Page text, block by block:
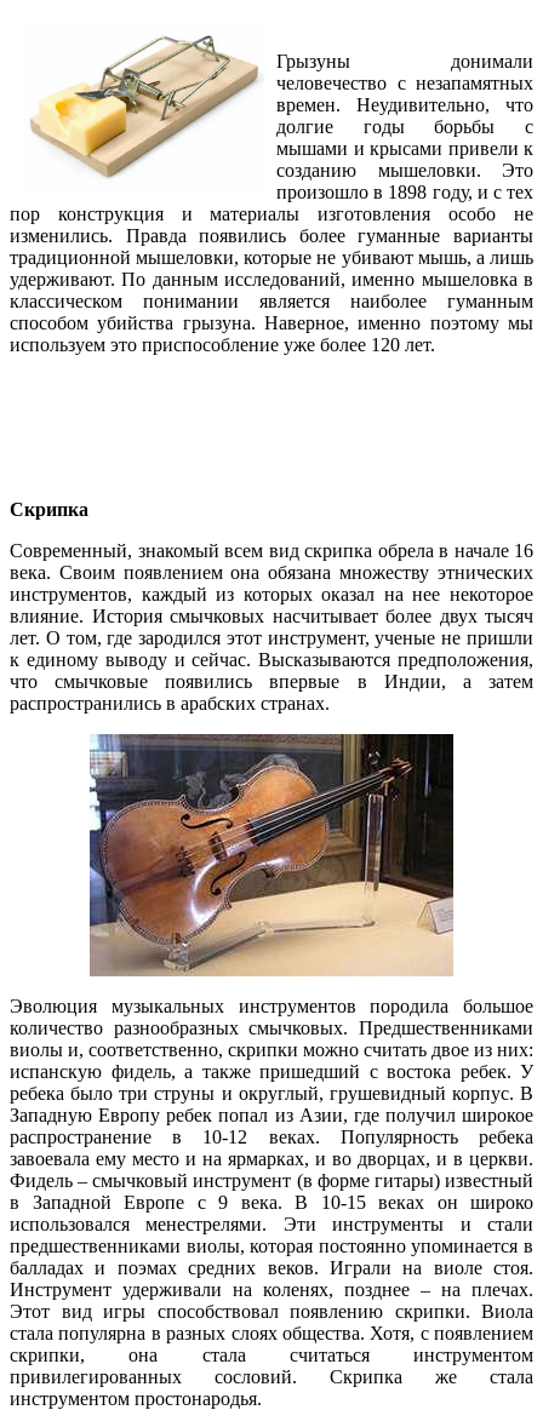
Грызуны донимали
человечество с незапамятных
времен. Неудивительно, что
долгие годы борьбы с
мышами и крысами привели к
созданию мышеловки. Это
произошло в 1898 году, и с тех
пор конструкция и материалы изготовления особо не
изменились. Правда появились более гуманные варианты
традиционной мышеловки, которые не убивают мышь, а лишь
удерживают. По данным исследований, именно мышеловка в
классическом понимании является наиболее гуманным
способом убийства грызуна. Наверное, именно поэтому мы
используем это приспособление уже более 120 лет.
Скрипка
Современный, знакомый всем вид скрипка обрела в начале 16
века. Своим появлением она обязана множеству этнических
инструментов, каждый из которых оказал на нее некоторое
влияние. История смычковых насчитывает более двух тысяч
лет. О том, где зародился этот инструмент, ученые не пришли
к единому выводу и сейчас. Высказываются предположения,
что смычковые появились впервые в Индии, а затем
распространились в арабских странах.
Эволюция музыкальных инструментов породила большое
количество разнообразных смычковых. Предшественниками
виолы и, соответственно, скрипки можно считать двое из них:
испанскую фидель, а также пришедший с востока ребек. У
ребека было три струны и округлый, грушевидный корпус. В
Западную Европу ребек попал из Азии, где получил широкое
распространение в 10-12 веках. Популярность ребека
завоевала ему место и на ярмарках, и во дворцах, и в церкви.
Фидель – смычковый инструмент (в форме гитары) известный
в Западной Европе с 9 века. В 10-15 веках он широко
использовался менестрелями. Эти инструменты и стали
предшественниками виолы, которая постоянно упоминается в
балладах и поэмах средних веков. Играли на виоле стоя.
Инструмент удерживали на коленях, позднее – на плечах.
Этот вид игры способствовал появлению скрипки. Виола
стала популярна в разных слоях общества. Хотя, с появлением
скрипки, она стала считаться инструментом
привилегированных сословий. Скрипка же стала
инструментом простонародья.